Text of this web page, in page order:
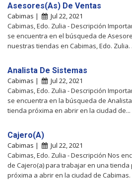
Asesores(As) De Ventas
Cabimas |
Jul 22, 2021
Cabimas, Edo. Zulia - Descripción
se encuentra en el búsqueda de
nuestras tiendas en Cabimas, Edo. Zulia.
Analista De Sistemas
Cabimas |
Jul 22, 2021
Cabimas, Edo. Zulia - Descripción
se encuentra en la búsqueda de
tienda próxima en abrir en la ciudad de...
Cajero(A)
Cabimas |
Jul 22, 2021
Cabimas, Edo. Zulia - Descripción Nos
de Cajero(a) para trabajar en una
próxima a abrir en la ciudad de Cabimas.